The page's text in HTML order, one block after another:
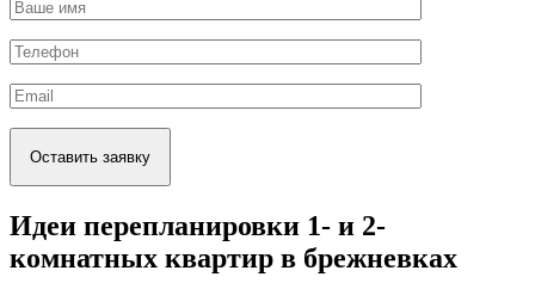
Идеи перепланировки 1- и 2-
комнатных квартир в брежневках